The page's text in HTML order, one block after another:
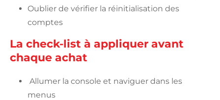
Oublier de vérifier la réinitialisation des
comptes
La check-list à appliquer avant
chaque achat
Allumer la console et naviguer dans les
menus